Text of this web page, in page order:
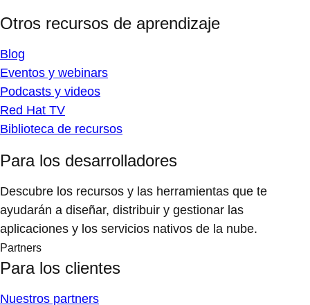
Otros recursos de aprendizaje
Blog
Eventos y webinars
Podcasts y videos
Red Hat TV
Biblioteca de recursos
Para los desarrolladores
Descubre los recursos y las herramientas que te
ayudarán a diseñar, distribuir y gestionar las
aplicaciones y los servicios nativos de la nube.
Partners
Para los clientes
Nuestros partners